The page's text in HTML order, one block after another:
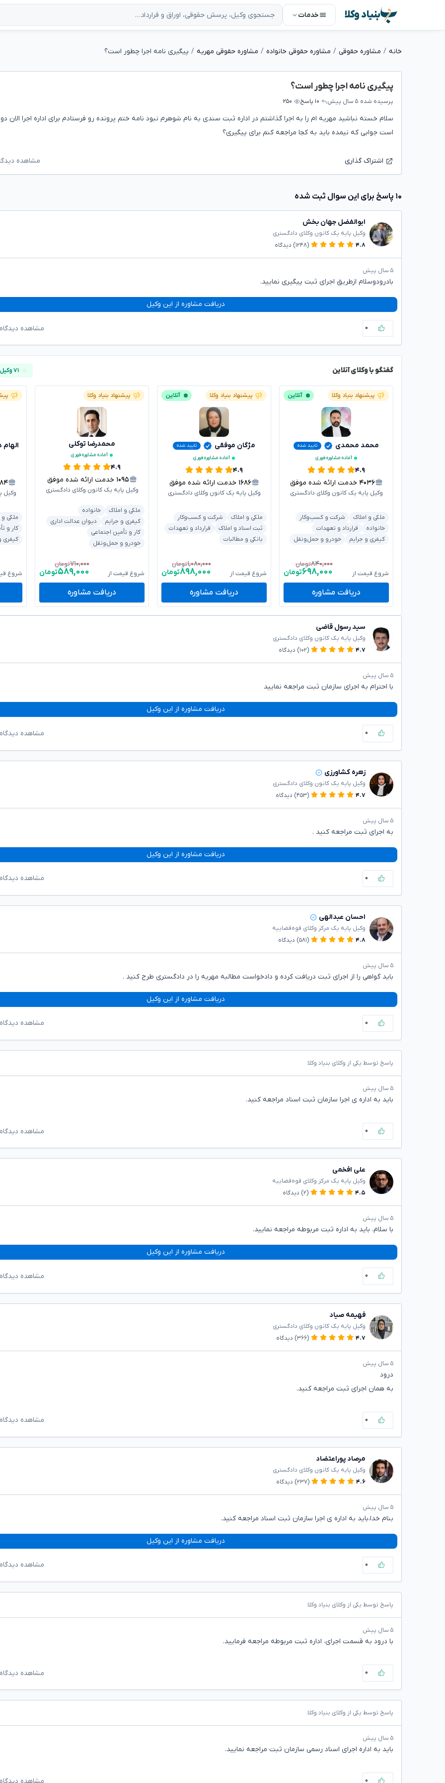
بنیاد وکلا خدمات
خانه مشاوره حقوقی مشاوره حقوقی خانواده مشاوره حقوقی مهریه پیگیری نامه اجرا چطور است؟
پیگیری نامه اجرا چطور است؟
پرسیده شده ۵ سال پیش ۱۰ پاسخ ۲۵۰
سلام خسته نباشید مهریه ام را به اجرا گذاشتم در اداره ثبت سندی به نام شوهرم نبود نامه ختم پرونده رو فرستادم برای اداره اجرا الان
است جوابی که نیمده باید به کجا مراجعه کنم برای پیگیری؟
اشتراک گذاری مشاهده
۱۰ پاسخ برای این سوال ثبت شده
ابوالفضل جهان بخش
وکیل پایه یک کانون وکلای دادگستری
۴.۸
(۱۲۴۸) دیدگاه
۵ سال پیش
بادرودوسلام ازطریق اجرای ثبت پیگیری نمایید.
دریافت مشاوره از این وکیل
۰ مشاهده
گفتگو با وکلای آنلاین ۷۱ وکیل آنلاین
پیشنهاد بنیاد وکلا آنلاین
محمد محمدی
تایید شده
آماده مشاوره فوری
۴.۹
۴۰۳۶ خدمت ارائه شده موفق
وکیل پایه یک کانون وکلای دادگستری
ملکی و املاک
شرکت و کسب‌وکار
خانواده
قرارداد و تعهدات
کیفری و جرایم
خودرو و حمل‌ونقل
شروع قیمت از
۸۴۰,۰۰۰تومان
۶۹۸,۰۰۰تومان
دریافت مشاوره
پیشنهاد بنیاد وکلا آنلاین
مژگان موفقی
تایید شده
آماده مشاوره فوری
۴.۹
۱۶۸۶ خدمت ارائه شده موفق
وکیل پایه یک کانون وکلای دادگستری
ملکی و املاک
شرکت و کسب‌وکار
ثبت اسناد و املاک
قرارداد و تعهدات
بانکی و مطالبات
شروع قیمت از
۱,۰۸۰,۰۰۰تومان
۸۹۸,۰۰۰تومان
دریافت مشاوره
پیشنهاد بنیاد وکلا
محمدرضا توکلی
آماده مشاوره فوری
۴.۹
۱۰۹۵ خدمت ارائه شده موفق
وکیل پایه یک کانون وکلای دادگستری
ملکی و املاک
خانواده
کیفری و جرایم
دیوان عدالت اداری
کار و تأمین اجتماعی
خودرو و حمل‌ونقل
شروع قیمت از
۷۱۰,۰۰۰تومان
۵۸۹,۰۰۰تومان
دریافت مشاوره
الهام
وکیل
ملکی و
کار و
کیفری
شروع
سید رسول قاضی
وکیل پایه یک کانون وکلای دادگستری
۴.۷
(۱۰۲) دیدگاه
۵ سال پیش
با احترام به اجرای سازمان ثبت مراجعه نمایید
دریافت مشاوره از این وکیل
۰ مشاهده
زهره کشاورزی
وکیل پایه یک کانون وکلای دادگستری
۴.۷
(۴۵۳) دیدگاه
۵ سال پیش
به اجرای ثبت مراجعه کنید .
دریافت مشاوره از این وکیل
۰ مشاهده
احسان عبدالهی
وکیل پایه یک مرکز وکلای قوه‌قضاییه
۴.۸
(۵۸۱) دیدگاه
۵ سال پیش
باید گواهی را از اجرای ثبت دریافت کرده و دادخواست مطالبه مهریه را در دادگستری طرح کنید .
دریافت مشاوره از این وکیل
۰ مشاهده
پاسخ توسط یکی از وکلای بنیاد وکلا
۵ سال پیش
باید به اداره ی اجرا سازمان ثبت اسناد مراجعه کنید.
۰ مشاهده
علی افخمی
وکیل پایه یک مرکز وکلای قوه‌قضاییه
۴.۵
(۲) دیدگاه
۵ سال پیش
با سلام. باید به اداره ثبت مربوطه مراجعه نمایید.
دریافت مشاوره از این وکیل
۰ مشاهده
فهیمه صیاد
وکیل پایه یک کانون وکلای دادگستری
۴.۷
(۳۶۶) دیدگاه
۵ سال پیش
درود
به همان اجرای ثبت مراجعه کنید.
۰ مشاهده
مرصاد پوراعتضاد
وکیل پایه یک کانون وکلای دادگستری
۴.۶
(۲۳۷) دیدگاه
۵ سال پیش
بنام خدا،باید به اداره ی اجرا سازمان ثبت اسناد مراجعه کنید.
دریافت مشاوره از این وکیل
۰ مشاهده
پاسخ توسط یکی از وکلای بنیاد وکلا
۵ سال پیش
با درود به قسمت اجرای، اداره ثبت مربوطه مراجعه فرمایید.
۰ مشاهده
پاسخ توسط یکی از وکلای بنیاد وکلا
۵ سال پیش
باید به اداره اجرای اسناد رسمی سازمان ثبت مراجعه نمایید.
۰